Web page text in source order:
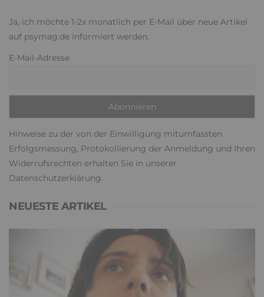
Ja, ich möchte 1-2x monatlich per E-Mail über neue Artikel
auf psymag.de informiert werden.
E-Mail-Adresse
Hinweise zu der von der Einwilligung mitumfassten
Erfolgsmessung, Protokollierung der Anmeldung und Ihren
Widerrufsrechten erhalten Sie in unserer
Datenschutzerklärung
NEUESTE ARTIKEL